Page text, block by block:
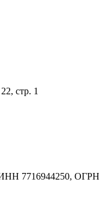
стр. 1
7716944250, ОГРН